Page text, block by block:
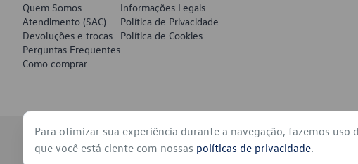
Quem Somos
Atendimento (SAC)
Devoluções e trocas
Perguntas Frequentes
Como comprar
Informações Legais
Política de Privacidade
Política de Cookies
© 2026 - Volkswagen do Brasil - Todos os direitos reservados
Para otimizar sua experiência durante a navegação, fazemos
que você está ciente com nossas políticas de privacidade.